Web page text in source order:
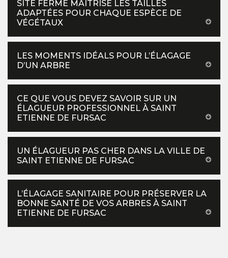
SITE FERMÉ MAITRISE LES TAILLES
ADAPTÉES POUR CHAQUE ESPÈCE DE
VÉGÉTAUX
LES MOMENTS IDÉALS POUR L’ÉLAGAGE
D’UN ARBRE
CE QUE VOUS DEVEZ SAVOIR SUR UN
ÉLAGUEUR PROFESSIONNEL À SAINT
ETIENNE DE FURSAC
UN ÉLAGUEUR PAS CHER DANS LA VILLE DE
SAINT ETIENNE DE FURSAC
L’ÉLAGAGE SANITAIRE POUR PRÉSERVER LA
BONNE SANTÉ DE VOS ARBRES À SAINT
ETIENNE DE FURSAC